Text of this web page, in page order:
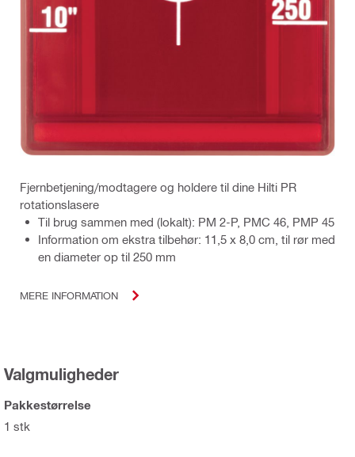
Fjernbetjening/modtagere og holdere til dine Hilti PR
rotationslasere
Til brug sammen med (lokalt): PM 2-P, PMC 46, PMP 45
Information om ekstra tilbehør: 11,5 x 8,0 cm, til rør med
en diameter op til 250 mm
MERE INFORMATION
Valgmuligheder
Pakkestørrelse
1 stk